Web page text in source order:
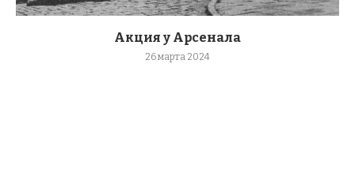
Акция у Арсенала
26 марта 2024